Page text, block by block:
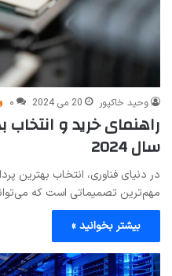
وحید خاکپور 20 می 2024 ۰
سال 2024
مهم‌ترین تصمیماتی است که
بیشتر بخوانید »